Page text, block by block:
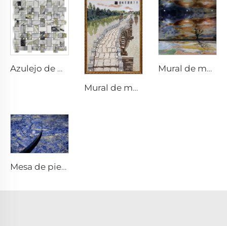
Azulejo de mosaico
Mural de mosaico
Mural de mosaico
Mesa de piedra lapislázuli, diseño en piedra, mesa de comedor de piedra, muebles de piedra